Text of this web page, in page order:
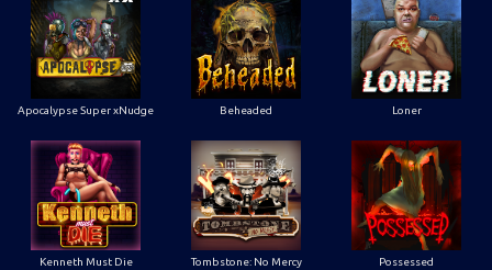
Apocalypse Super xNudge Beheaded Loner
Kenneth Must Die Tombstone: No Mercy Possessed